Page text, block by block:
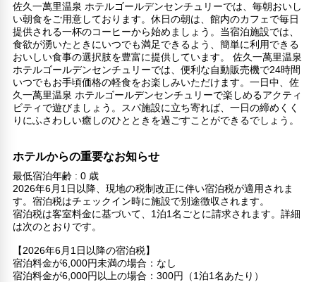
佐久一萬里温泉 ホテルゴールデンセンチュリーでは、毎朝おいし
い朝食をご用意しております。休日の朝は、館内のカフェで毎日
提供される一杯のコーヒーから始めましょう。当宿泊施設では、
食欲が湧いたときにいつでも満足できるよう、簡単に利用できる
おいしい食事の選択肢を豊富に提供しています。 佐久一萬里温泉
ホテルゴールデンセンチュリーでは、便利な自動販売機で24時間
いつでもお手頃価格の軽食をお楽しみいただけます。一日中、佐
久一萬里温泉 ホテルゴールデンセンチュリーで楽しめるアクティ
ビティで遊びましょう。スパ施設に立ち寄れば、一日の締めくく
りにふさわしい癒しのひとときを過ごすことができるでしょう。
ホテルからの重要なお知らせ
最低宿泊年齢 : 0 歳
2026年6月1日以降、現地の税制改正に伴い宿泊税が適用されま
す。宿泊税はチェックイン時に施設で別途徴収されます。
宿泊税は客室料金に基づいて、1泊1名ごとに請求されます。詳細
は次のとおりです。
【2026年6月1日以降の宿泊税】
宿泊料金が6,000円未満の場合：なし
宿泊料金が6,000円以上の場合：300円（1泊1名あたり）